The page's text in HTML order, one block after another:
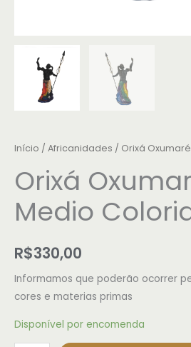
Início / Africanidades / Orixá
Orixá
Medio
R$330,00
Informamos que poderão ocorrer
cores e materias primas
Disponível por encomenda